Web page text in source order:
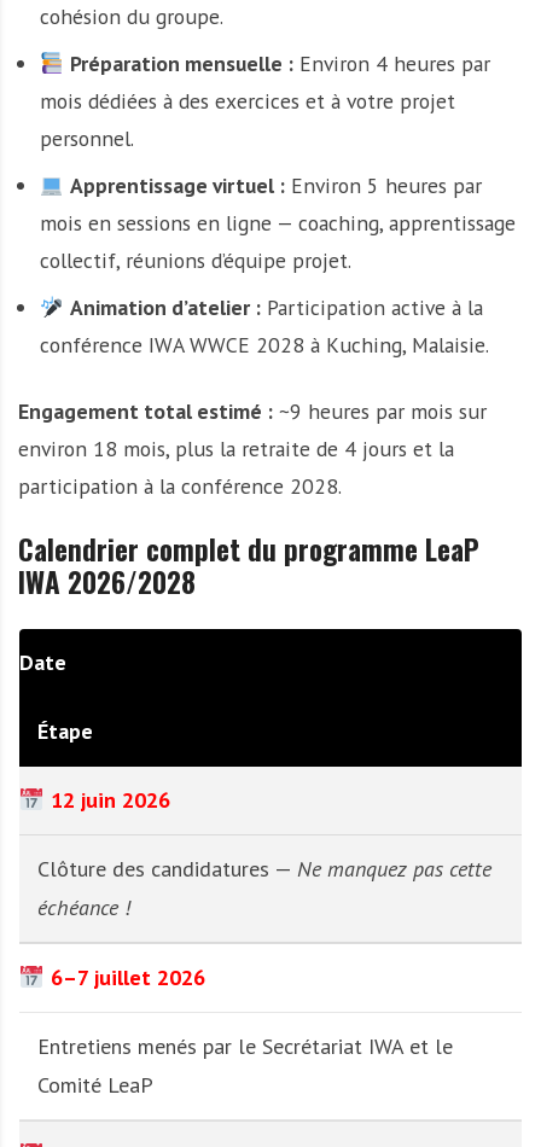
cohésion du groupe.
Préparation mensuelle :Environ 4 heures par
mois dédiées à des exercices et à votre projet
personnel.
Apprentissage virtuel :Environ 5 heures par
mois en sessions en ligne — coaching, apprentissage
collectif, réunions d’équipe projet.
Animation d’atelier :Participation active à la
conférence IWA WWCE 2028 à Kuching, Malaisie.
Engagement total estimé : ~9 heures par mois sur
environ 18 mois, plus la retraite de 4 jours et la
participation à la conférence 2028.
Calendrier complet du programme LeaP
IWA 2026/2028
Date
Étape
12 juin 2026
Clôture des candidatures — Ne manquez pas cette
échéance !
6–7 juillet 2026
Entretiens menés par le Secrétariat IWA et le
Comité LeaP